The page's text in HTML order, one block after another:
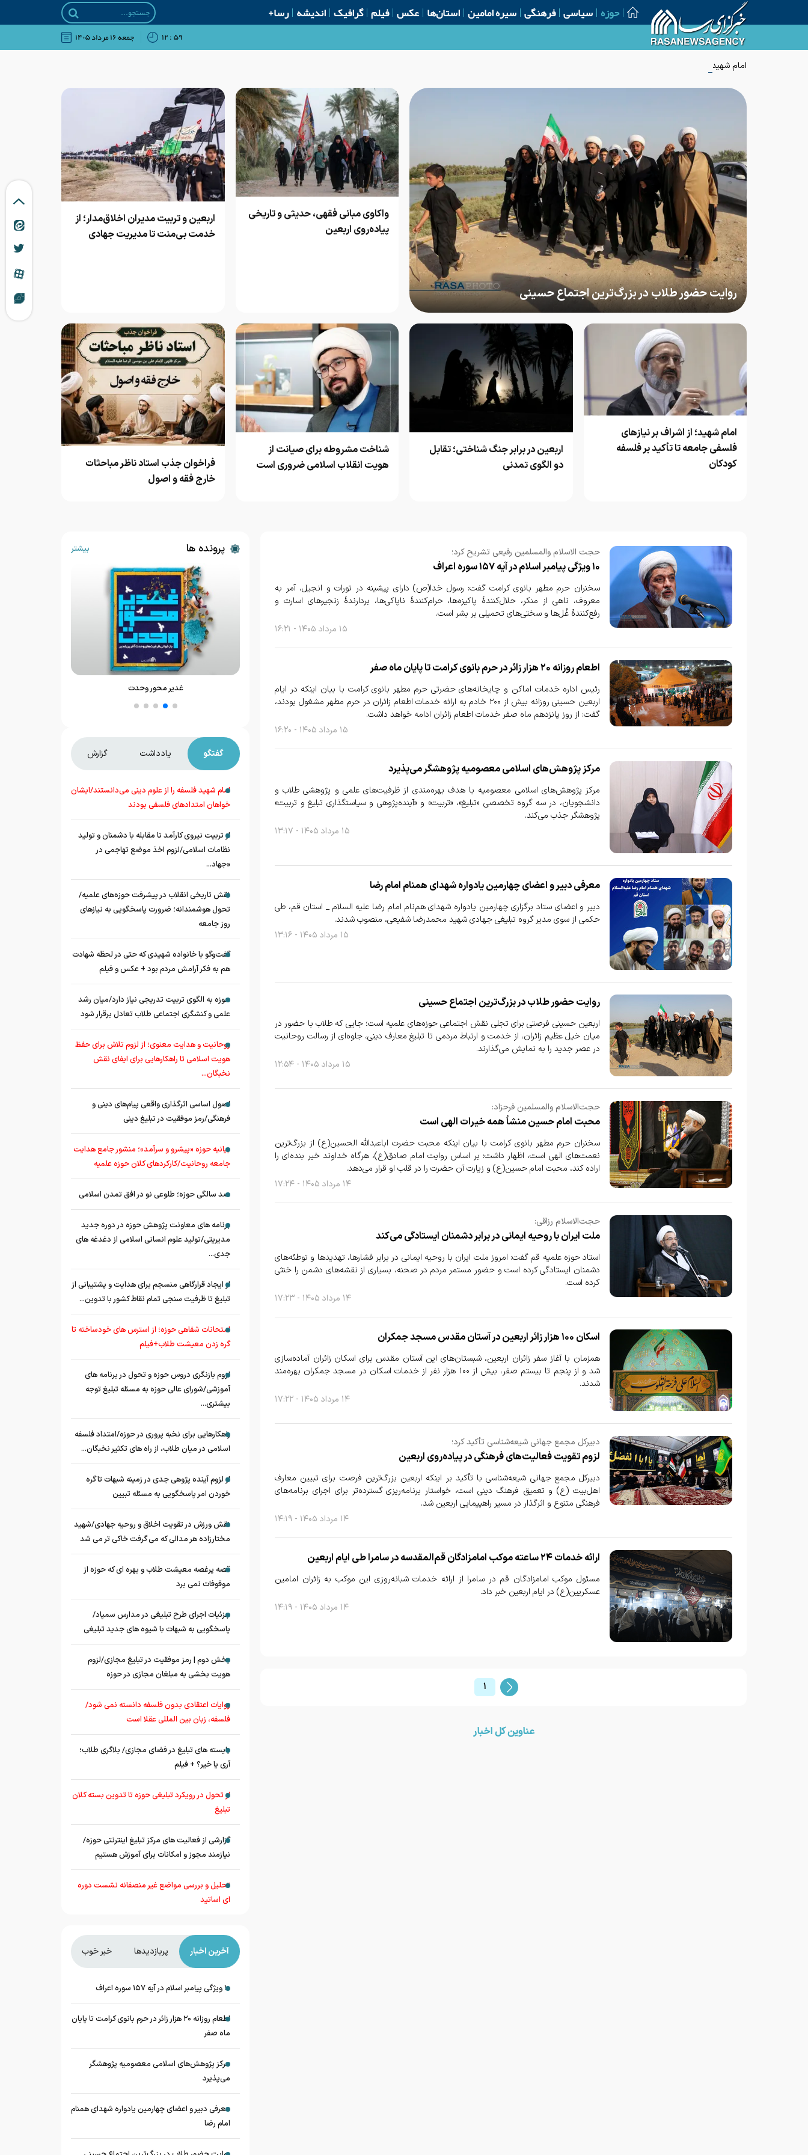
حوزه سیاسی فرهنگی سیره امامین استان‌ها عکس فیلم گرافیک اندیشه رسا+
۵۹ : ۱۲ جمعه ۱۶ مرداد ۱۴۰۵
امام شهید؛ از اشراف بر نیازهای فلسفی جامعه تا تأکید بر فلسفه کودکان
روایت حضور طلاب در بزرگ‌ترین اجتماع حسینی
واکاوی مبانی فقهی، حدیثی و تاریخی
پیاده‌روی اربعین
اربعین و تربیت مدیران اخلاق‌مدار؛ از
خدمت بی‌منت تا مدیریت جهادی
امام شهید؛ از اشراف بر نیازهای
فلسفی جامعه تا تأکید بر فلسفه
کودکان
اربعین در برابر جنگ شناختی؛ تقابل
دو الگوی تمدنی
شناخت مشروطه برای صیانت از
هویت انقلاب اسلامی ضروری است
فراخوان جذب استاد ناظر مباحثات
خارج فقه و اصول
حجت الاسلام والمسلمین رفیعی تشریح کرد؛
۱۰ ویژگی پیامبر اسلام در آیه ۱۵۷ سوره اعراف
سخنران حرم مطهر بانوی کرامت گفت: رسول خدا(ص) دارای پیشینه در تورات و انجیل، آمر به
معروف، ناهی از منکر، حلال‌کنندهٔ پاکیزه‌ها، حرام‌کنندهٔ ناپاکی‌ها، بردارندهٔ زنجیرهای اسارت و
رفع‌کنندهٔ غُل‌ها و سختی‌های تحمیلی بر بشر است.
۱۵ مرداد ۱۴۰۵ - ۱۶:۲۱
اطعام روزانه ۲۰ هزار زائر در حرم بانوی کرامت تا پایان ماه صفر
رئیس اداره خدمات اماکن و چایخانه‌های حضرتی حرم مطهر بانوی کرامت با بیان اینکه در ایام
اربعین حسینی روزانه بیش از ۲۰۰ خادم به ارائه خدمات اطعام زائران در حرم مطهر مشغول بودند،
گفت: از روز پانزدهم ماه صفر خدمات اطعام زائران ادامه خواهد داشت.
۱۵ مرداد ۱۴۰۵ - ۱۶:۲۰
مرکز پژوهش‌های اسلامی معصومیه پژوهشگر می‌پذیرد
مرکز پژوهش‌های اسلامی معصومیه با هدف بهره‌مندی از ظرفیت‌های علمی و پژوهشی طلاب و
دانشجویان، در سه گروه تخصصی «تبلیغ»، «تربیت» و «آینده‌پژوهی و سیاستگذاری تبلیغ و تربیت»
پژوهشگر جذب می‌کند.
۱۵ مرداد ۱۴۰۵ - ۱۳:۱۷
معرفی دبیر و اعضای چهارمین یادواره شهدای همنام امام رضا
دبیر و اعضای ستاد برگزاری چهارمین یادواره شهدای هم‌نام امام رضا علیه السلام _ استان قم، طی
حکمی از سوی مدیر گروه تبلیغی جهادی شهید محمدرضا شفیعی، منصوب شدند.
۱۵ مرداد ۱۴۰۵ - ۱۳:۱۶
روایت حضور طلاب در بزرگ‌ترین اجتماع حسینی
اربعین حسینی فرصتی برای تجلی نقش اجتماعی حوزه‌های علمیه است؛ جایی که طلاب با حضور در
میان خیل عظیم زائران، از خدمت و ارتباط مردمی تا تبلیغ معارف دینی، جلوه‌ای از رسالت روحانیت
در عصر جدید را به نمایش می‌گذارند.
۱۵ مرداد ۱۴۰۵ - ۱۲:۵۴
حجت‌الاسلام والمسلمین فرحزاد:
محبت امام حسین منشأ همه خیرات الهی است
سخنران حرم مطهر بانوی کرامت با بیان اینکه محبت حضرت اباعبدالله الحسین(ع) از بزرگ‌ترین
نعمت‌های الهی است، اظهار داشت: بر اساس روایت امام صادق(ع)، هرگاه خداوند خیر بنده‌ای را
اراده کند، محبت امام حسین(ع) و زیارت آن حضرت را در قلب او قرار می‌دهد.
۱۴ مرداد ۱۴۰۵ - ۱۷:۲۴
حجت‌الاسلام رزاقی:
ملت ایران با روحیه ایمانی در برابر دشمنان ایستادگی می‌کند
استاد حوزه علمیه قم گفت: امروز ملت ایران با روحیه ایمانی در برابر فشارها، تهدیدها و توطئه‌های
دشمنان ایستادگی کرده است و حضور مستمر مردم در صحنه، بسیاری از نقشه‌های دشمن را خنثی
کرده است.
۱۴ مرداد ۱۴۰۵ - ۱۷:۲۳
اسکان ۱۰۰ هزار زائر اربعین در آستان مقدس مسجد جمکران
همزمان با آغاز سفر زائران اربعین، شبستان‌های این آستان مقدس برای اسکان زائران آماده‌سازی
شد و از پنجم تا بیستم صفر، بیش از ۱۰۰ هزار نفر از خدمات اسکان در مسجد جمکران بهره‌مند
شدند.
۱۴ مرداد ۱۴۰۵ - ۱۷:۲۲
دبیرکل مجمع جهانی شیعه‌شناسی تأکید کرد؛
لزوم تقویت فعالیت‌های فرهنگی در پیاده‌روی اربعین
دبیرکل مجمع جهانی شیعه‌شناسی با تأکید بر اینکه اربعین بزرگ‌ترین فرصت برای تبیین معارف
اهل‌بیت (ع) و تعمیق فرهنگ دینی است، خواستار برنامه‌ریزی گسترده‌تر برای اجرای برنامه‌های
فرهنگی متنوع و اثرگذار در مسیر راهپیمایی اربعین شد.
۱۴ مرداد ۱۴۰۵ - ۱۴:۱۹
ارائه خدمات ۲۴ ساعته موکب امامزادگان قم‌المقدسه در سامرا طی ایام اربعین
مسئول موکب امامزادگان قم در سامرا از ارائه خدمات شبانه‌روزی این موکب به زائران امامین
عسکریین(ع) در ایام اربعین خبر داد.
۱۴ مرداد ۱۴۰۵ - ۱۴:۱۹
۱
عناوین کل اخبار
پرونده ها بیشتر
بدرقه آقایِ شهید ایران غدیر محور وحدت
گفتگو یادداشت گزارش
امام شهید فلسفه را از علوم دینی می‌دانستند/ایشان
خواهان امتدادهای فلسفی بودند
از تربیت نیروی کارآمد تا مقابله با دشمنان و تولید
نظامات اسلامی/لزوم اخذ موضع تهاجمی در
«جهاد...
نقش تاریخی انقلاب در پیشرفت حوزه‌های علمیه/
تحول هوشمندانه؛ ضرورت پاسخگویی به نیازهای
روز جامعه
گفت‌وگو با خانواده شهیدی که حتی در لحظه شهادت
هم به فکر آرامش مردم بود + عکس و فیلم
حوزه به الگوی تربیت تدریجی نیاز دارد/میان رشد
علمی و کنشگری اجتماعی طلاب تعادل برقرار شود
روحانیت و هدایت معنوی؛ از لزوم تلاش برای حفظ
هویت اسلامی تا راهکارهایی برای ایفای نقش
نخبگان...
اصول اساسی اثرگذاری واقعی پیام‌های دینی و
فرهنگی/رمز موفقیت در تبلیغ دینی
بیانیه حوزه «پیشرو و سرآمد»؛ منشور جامع هدایت
جامعه روحانیت/کارکردهای کلان حوزه علمیه
صد سالگی حوزه؛ طلوعی نو در افق تمدن اسلامی
برنامه های معاونت پژوهش حوزه در دوره جدید
مدیریتی/تولید علوم انسانی اسلامی از دغدغه های
جدی...
از ایجاد قرارگاهی منسجم برای هدایت و پشتیبانی از
تبلیغ تا ظرفیت سنجی تمام نقاط کشور با تدوین...
امتحانات شفاهی حوزه؛ از استرس های خودساخته تا
گره زدن معیشت طلاب+فیلم
لزوم بازنگری دروس حوزه و تحول در برنامه های
آموزشی/شورای عالی حوزه به مسئله تبلیغ توجه
بیشتری...
راهکارهایی برای نخبه پروری در حوزه/امتداد فلسفه
اسلامی در میان طلاب، از راه های تکثیر نخبگان...
از لزوم آینده پژوهی جدی در زمینه شبهات تا گره
خوردن امر پاسخگویی به مسئله تبیین
نقش ورزش در تقویت اخلاق و روحیه جهادی/شهید
مختارزاده هر مدالی که می گرفت خاکی تر می شد
قصه پرغصه معیشت طلاب و بهره ای که حوزه از
موقوفات نمی برد
جزئیات اجرای طرح تبلیغی در مدارس سمپاد/
پاسخگویی به شبهات با شیوه های جدید تبلیغی
بخش دوم | رمز موفقیت در تبلیغ مجازی/لزوم
هویت بخشی به مبلغان مجازی در حوزه
روایات اعتقادی بدون فلسفه دانسته نمی شود/
فلسفه، زبان بین المللی عقلا است
بایسته های تبلیغ در فضای مجازی/ بلاگری طلاب؛
آری یا خیر؟ + فیلم
از تحول در رویکرد تبلیغی حوزه تا تدوین بسته کلان
تبلیغ
گزارشی از فعالیت های مرکز تبلیغ اینترنتی حوزه/
نیازمند مجوز و امکانات برای آموزش هستیم
تحلیل و بررسی مواضع غیر منصفانه نشست دوره
ای اساتید
آخرین اخبار پربازدیدها خبر خوب
۱۰ ویژگی پیامبر اسلام در آیه ۱۵۷ سوره اعراف
اطعام روزانه ۲۰ هزار زائر در حرم بانوی کرامت تا پایان
ماه صفر
مرکز پژوهش‌های اسلامی معصومیه پژوهشگر
می‌پذیرد
معرفی دبیر و اعضای چهارمین یادواره شهدای همنام
امام رضا